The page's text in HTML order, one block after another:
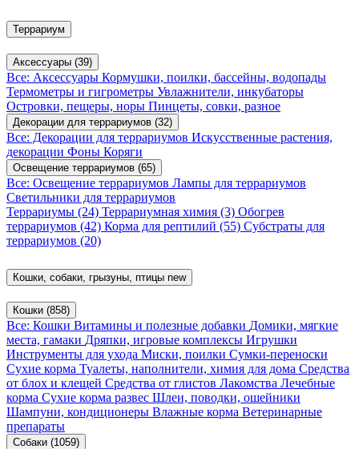
Террариум
Аксессуары (39)
Все: Аксессуары Кормушки, поилки, бассейны, водопады
Термометры и гигрометры Увлажнители, инкубаторы
Островки, пещеры, норы Пинцеты, совки, разное
Декорации для террариумов (32)
Все: Декорации для террариумов Искусственные растения,
декорации Фоны Коряги
Освещение террариумов (65)
Все: Освещение террариумов Лампы для террариумов
Светильники для террариумов
Террариумы (24) Террариумная химия (3) Обогрев
террариумов (42) Корма для рептилий (55) Субстраты для
террариумов (20)
Кошки, собаки, грызуны, птицы new
Кошки (858)
Все: Кошки Витамины и полезные добавки Домики, мягкие
места, гамаки Дряпки, игровые комплексы Игрушки
Инструменты для ухода Миски, поилки Сумки-переноски
Сухие корма Туалеты, наполнители, химия для дома Средства
от блох и клещей Средства от глистов Лакомства Лечебные
корма Сухие корма развес Шлеи, поводки, ошейники
Шампуни, кондиционеры Влажные корма Ветеринарные
препараты
Собаки (1059)